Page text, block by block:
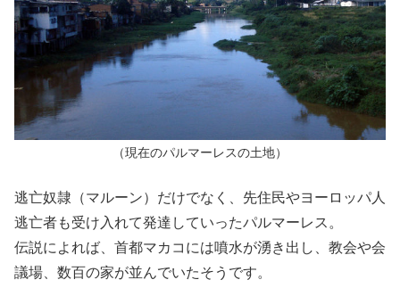
（現在のパルマーレスの土地）
逃亡奴隷（マルーン）だけでなく、先住民やヨーロッパ人
逃亡者も受け入れて発達していったパルマーレス。
伝説によれば、首都マカコには噴水が湧き出し、教会や会
議場、数百の家が並んでいたそうです。